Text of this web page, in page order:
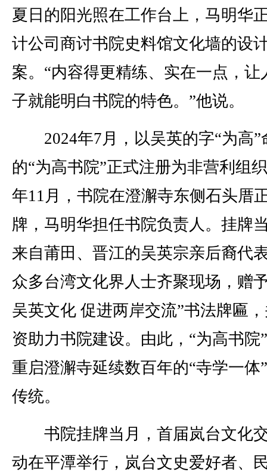
夏日的阳光照在工作台上，马明华
计公司商讨书院史料馆文化墙的设
案。“内容得更精练、实在一点，让
子就能明白书院的特色。”他说。
2024年7月，以吴英的字“为高”
的“为高书院”正式注册为非营利组
年11月，书院在澄澥寺东侧石头厝
牌，马明华担任书院负责人。挂牌
来自莆田、晋江的吴英宗亲后裔代
众多台湾文化界人士齐聚现场，赠
吴英文化 促进两岸交流”书法牌匾
资助力书院建设。由此，“为高书院
重启澄澥寺延续数百年的“寺学一体
传统。
书院挂牌当月，首届岚台文化
动在平潭举行，岚台文史爱好者、